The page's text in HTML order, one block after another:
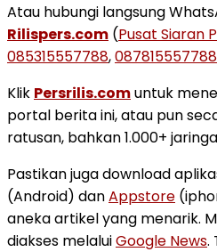
Atau hubungi langsung
Rilispers.com (Pusat Siaran
085315557788,087815557788
Klik Persrilis.comuntuk
portal berita ini, atau pun
ratusan, bahkan 1.000+
Pastikan juga download
(Android) danAppstore
aneka artikel yang menarik.
diakses melaluiGoogle News.